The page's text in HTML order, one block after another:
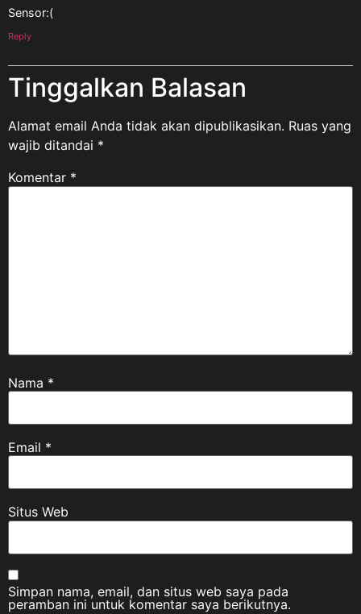
Sensor:(
Reply
Tinggalkan Balasan
Alamat email Anda tidak akan dipublikasikan. Ruas yang
wajib ditandai *
Komentar *
Nama *
Email *
Situs Web
Simpan nama, email, dan situs web saya pada
peramban ini untuk komentar saya berikutnya.